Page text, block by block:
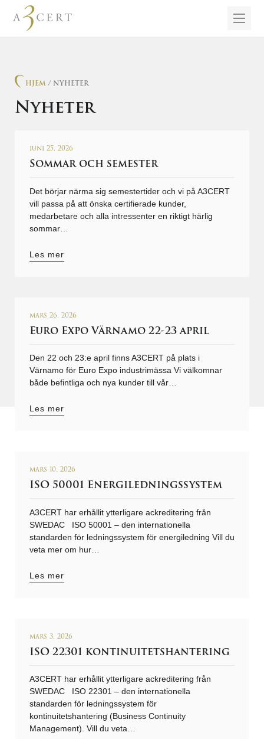
HJEM / NYHETER
Nyheter
juni 25, 2026
Sommar och semester
Det börjar närma sig semestertider och vi på A3CERT
vill passa på att önska certifierade kunder,
medarbetare och alla intressenter en riktigt härlig
sommar…
Les mer
mars 26, 2026
Euro Expo Värnamo 22-23 april
Den 22 och 23:e april finns A3CERT på plats i
Värnamo för Euro Expo industrimässa Vi välkomnar
både befintliga och nya kunder till vår…
Les mer
mars 10, 2026
ISO 50001 Energiledningssystem
A3CERT har erhållit ytterligare ackreditering från
SWEDAC ISO 50001 – den internationella
standarden för ledningssystem för energiledning Vill du
veta mer om hur…
Les mer
mars 3, 2026
ISO 22301 kontinuitetshantering
A3CERT har erhållit ytterligare ackreditering från
SWEDAC ISO 22301 – den internationella
standarden för ledningssystem för
kontinuitetshantering (Business Continuity
Management). Vill du veta…